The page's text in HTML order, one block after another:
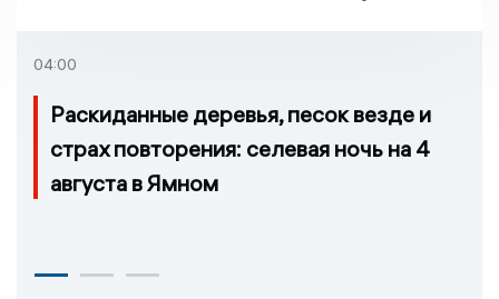
04:00
Раскиданные деревья, песок везде и
страх повторения: селевая ночь на 4
августа в Ямном